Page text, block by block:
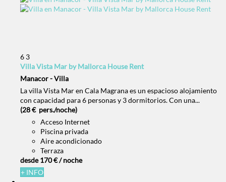
6 3
Villa Vista Mar by Mallorca House Rent
Manacor -Villa
La villa Vista Mar en Cala Magrana es un espacioso alojamiento
con capacidad para 6 personas y 3 dormitorios. Con una...
(28 € pers./noche)
Acceso Internet
Piscina privada
Aire acondicionado
Terraza
desde 170 €/ noche
+ INFO